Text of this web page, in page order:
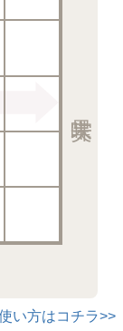
い方はコチラ>>